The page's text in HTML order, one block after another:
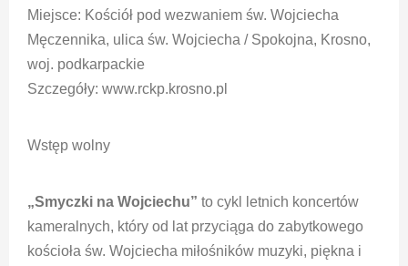
Miejsce: Kościół pod wezwaniem św. Wojciecha
Męczennika, ulica św. Wojciecha / Spokojna, Krosno,
woj. podkarpackie
Szczegóły: www.rckp.krosno.pl
Wstęp wolny
„Smyczki na Wojciechu” to cykl letnich koncertów
kameralnych, który od lat przyciąga do zabytkowego
kościoła św. Wojciecha miłośników muzyki, piękna i